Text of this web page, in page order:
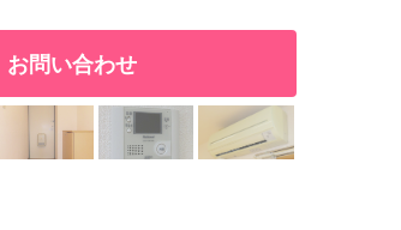
お問い合わせ